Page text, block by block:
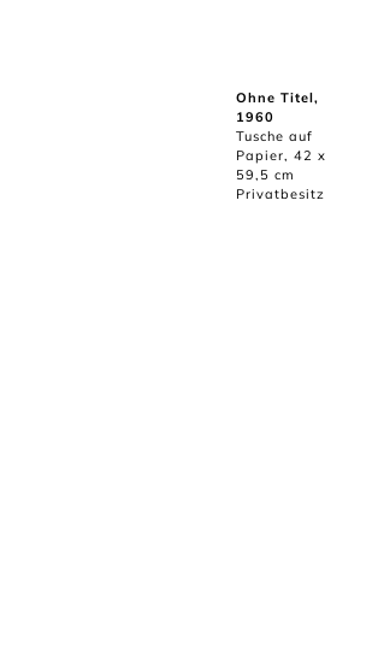
Ohne Titel,
1960
Tusche auf
Papier, 42 x
59,5 cm
Privatbesitz